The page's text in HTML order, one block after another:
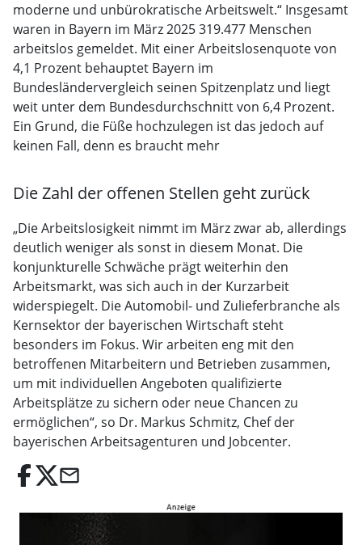
moderne und unbürokratische Arbeitswelt.“ Insgesamt
waren in Bayern im März 2025 319.477 Menschen
arbeitslos gemeldet. Mit einer Arbeitslosenquote von
4,1 Prozent behauptet Bayern im
Bundesländervergleich seinen Spitzenplatz und liegt
weit unter dem Bundesdurchschnitt von 6,4 Prozent.
Ein Grund, die Füße hochzulegen ist das jedoch auf
keinen Fall, denn es braucht mehr
Die Zahl der offenen Stellen geht zurück
„Die Arbeitslosigkeit nimmt im März zwar ab, allerdings
deutlich weniger als sonst in diesem Monat. Die
konjunkturelle Schwäche prägt weiterhin den
Arbeitsmarkt, was sich auch in der Kurzarbeit
widerspiegelt. Die Automobil- und Zulieferbranche als
Kernsektor der bayerischen Wirtschaft steht
besonders im Fokus. Wir arbeiten eng mit den
betroffenen Mitarbeitern und Betrieben zusammen,
um mit individuellen Angeboten qualifizierte
Arbeitsplätze zu sichern oder neue Chancen zu
ermöglichen“, so Dr. Markus Schmitz, Chef der
bayerischen Arbeitsagenturen und Jobcenter.
email